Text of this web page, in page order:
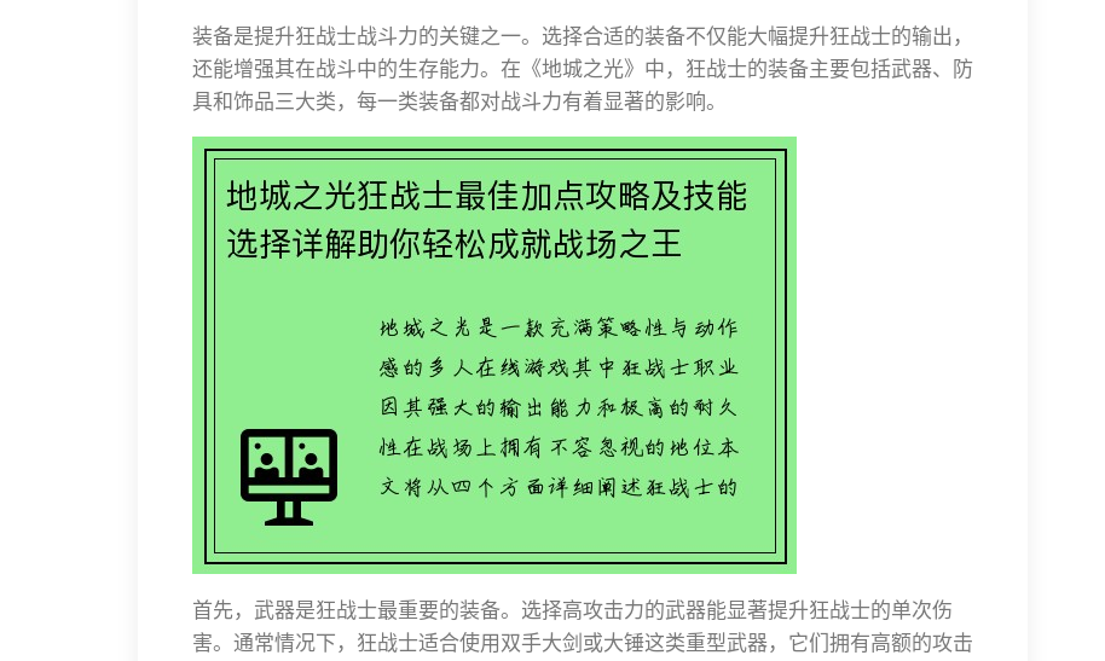
装备是提升狂战士战斗力的关键之一。选择合适的装备不仅能大幅提升狂战士的输出，
还能增强其在战斗中的生存能力。在《地城之光》中，狂战士的装备主要包括武器、防
具和饰品三大类，每一类装备都对战斗力有着显著的影响。
首先，武器是狂战士最重要的装备。选择高攻击力的武器能显著提升狂战士的单次伤
害。通常情况下，狂战士适合使用双手大剑或大锤这类重型武器，它们拥有高额的攻击